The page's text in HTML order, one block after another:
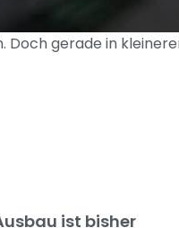
gerade in
ist bisher